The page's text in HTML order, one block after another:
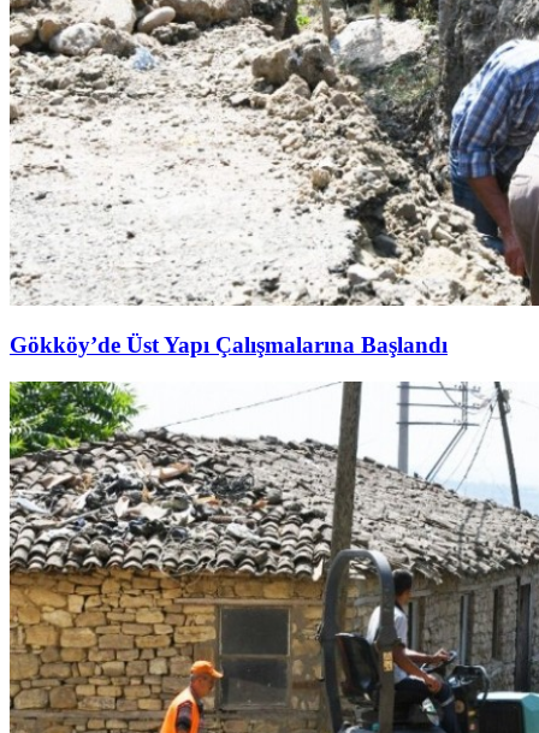
Gökköy’de Üst Yapı Çalışmalarına Başlandı